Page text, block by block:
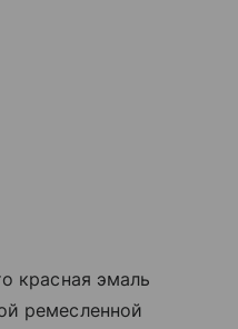
красная эмаль
ремесленной